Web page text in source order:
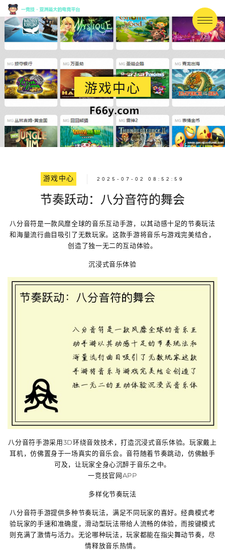
游戏中心
游戏中心 2025-07-02 08:52:59
节奏跃动：八分音符的舞会
八分音符是一款风靡全球的音乐互动手游，以其动感十足的节奏玩法
和海量流行曲目吸引了无数玩家。这款手游将音乐与游戏完美结合，
创造了独一无二的互动体验。
沉浸式音乐体验
八分音符手游采用3D环绕音效技术，打造沉浸式音乐体验。玩家戴上
耳机，仿佛置身于一场真实的音乐会。音符随着节奏跳动，仿佛触手
可及，让玩家全身心沉醉于音乐之中。
一竞技官网APP
多样化节奏玩法
八分音符手游提供多种节奏玩法，满足不同玩家的喜好。经典模式考
验玩家的手速和准确度，滑动型玩法带给人流畅的体验，而按键模式
则充满了激情与活力。无论哪种玩法，玩家都能在指尖舞动节奏，尽
情释放音乐热情。